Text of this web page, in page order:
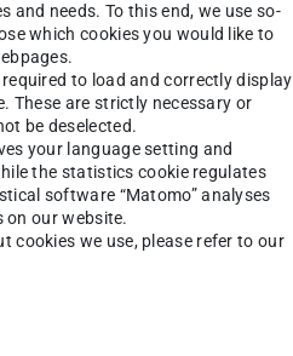
and needs. To this end, we use so-
which cookies you would like to
to load and correctly display
These are strictly necessary or
be deselected.
your language setting and
the statistics cookie regulates
software “Matomo” analyses
our website.
cookies we use, please refer to our